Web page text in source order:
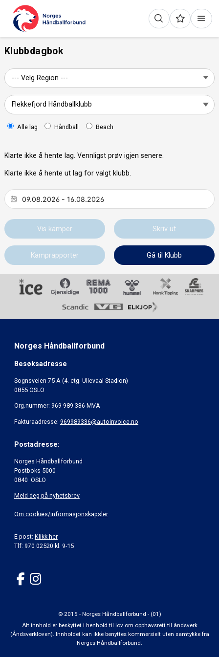
Klubbdagbok
Alle lag Håndball Beach
Klarte ikke å hente lag. Vennligst prøv igjen senere.
Klarte ikke å hente ut lag for valgt klubb.
Vis kamper Skriv ut
Kamprapporter Gå til Klubb
Norges Håndballforbund
Besøksadresse
Sognsveien 75 A (4. etg. Ullevaal Stadion)
0855 OSLO
Org.nummer: 969 989 336 MVA
Fakturaadresse: 969989336@autoinvoice.no
Postadresse:
Norges Håndballforbund
Postboks 5000
0840 OSLO
Meld deg på nyhetsbrev
Om cookies/informasjonskapsler
E-post: Klikk her
Tlf: 970 02520 kl. 9-15
© 2015 - Norges Håndballforbund - (01)
Alt innhold er beskyttet i henhold til lov om opphavsrett til åndsverk
(Åndsverkloven). Innholdet kan ikke benyttes kommersielt uten samtykke fra
Norges Håndballforbund.